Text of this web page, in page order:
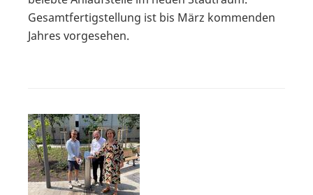
Gesamtfertigstellung ist bis März kommenden
Jahres vorgesehen.